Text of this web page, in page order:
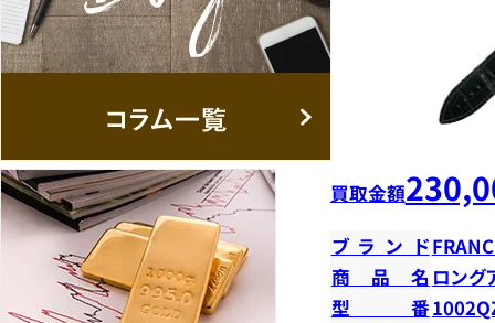
買取金額
ブランド
商品名 ロング
型番